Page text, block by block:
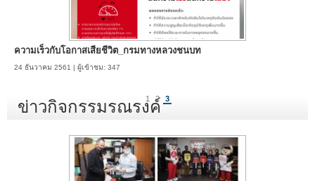
1 2 3
ความเร็วกับโอกาสเสียชีวิต_กรมทางหลวงชนบท
24 ธันวาคม 2561 | ผู้เข้าชม: 347
ข่าวกิจกรรมรณรงค์